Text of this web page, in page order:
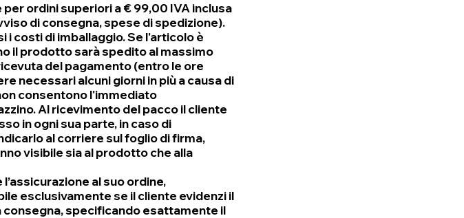
ordini superiori a € 99,00 IVA inclusa
di consegna, spese di spedizione).
i costi di imballaggio. Se l'articolo è
il prodotto sarà spedito al massimo
del pagamento (entro le ore
necessari alcuni giorni in più a causa di
consentono l'immediato
Al ricevimento del pacco il cliente
in ogni sua parte, in caso di
al corriere sul foglio di firma,
visibile sia al prodotto che alla
al suo ordine,
esclusivamente se il cliente evidenzi il
specificando esattamente il